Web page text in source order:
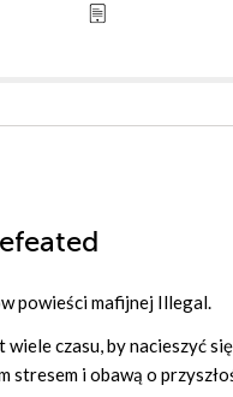
powieści mafijnej Illegal.
wiele czasu, by nacieszyć
stresem i obawą o